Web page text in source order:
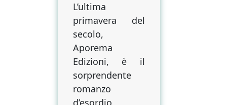
la
porte,
vivere
con
la
L’ultima
primavera del
secolo,
Aporema
Edizioni, è il
sorprendente
romanzo
d’esordio